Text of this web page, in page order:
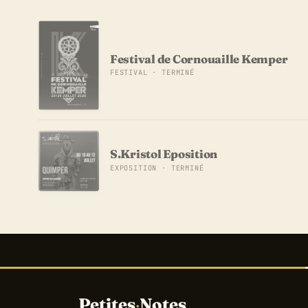
Festival de Cornouaille Kemper
FESTIVAL · TERMINÉ
S.Kristol Eposition
EXPOSITION · TERMINÉ